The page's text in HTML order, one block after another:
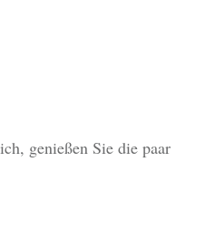
genießen Sie die paar